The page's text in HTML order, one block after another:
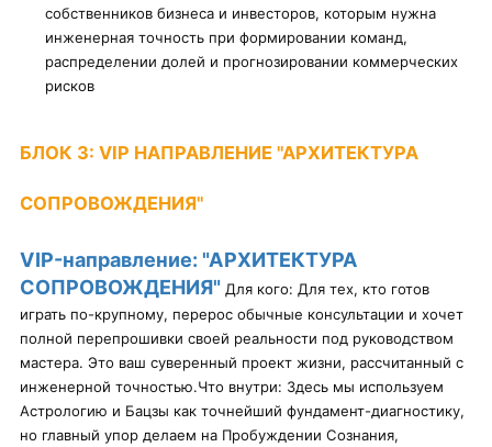
собственников бизнеса и инвесторов, которым нужна
инженерная точность при формировании команд,
распределении долей и прогнозировании коммерческих
рисков
БЛОК 3: VIP НАПРАВЛЕНИЕ "АРХИТЕКТУРА
СОПРОВОЖДЕНИЯ"
VIP-направление: "АРХИТЕКТУРА
СОПРОВОЖДЕНИЯ" Для кого: Для тех, кто готов
играть по-крупному, перерос обычные консультации и хочет
полной перепрошивки своей реальности под руководством
мастера. Это ваш суверенный проект жизни, рассчитанный с
инженерной точностью.Что внутри: Здесь мы используем
Астрологию и Бацзы как точнейший фундамент-диагностику,
но главный упор делаем на Пробуждении Сознания,